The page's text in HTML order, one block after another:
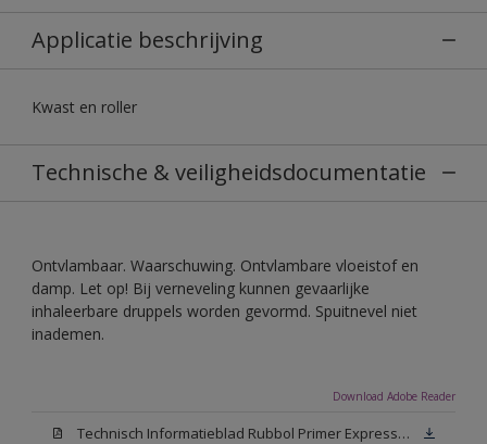
Applicatie beschrijving
Kwast en roller
Technische & veiligheidsdocumentatie
Ontvlambaar. Waarschuwing. Ontvlambare vloeistof en
damp. Let op! Bij verneveling kunnen gevaarlijke
inhaleerbare druppels worden gevormd. Spuitnevel niet
inademen.
Download Adobe Reader
Technisch Informatieblad Rubbol Primer Express (PDF)